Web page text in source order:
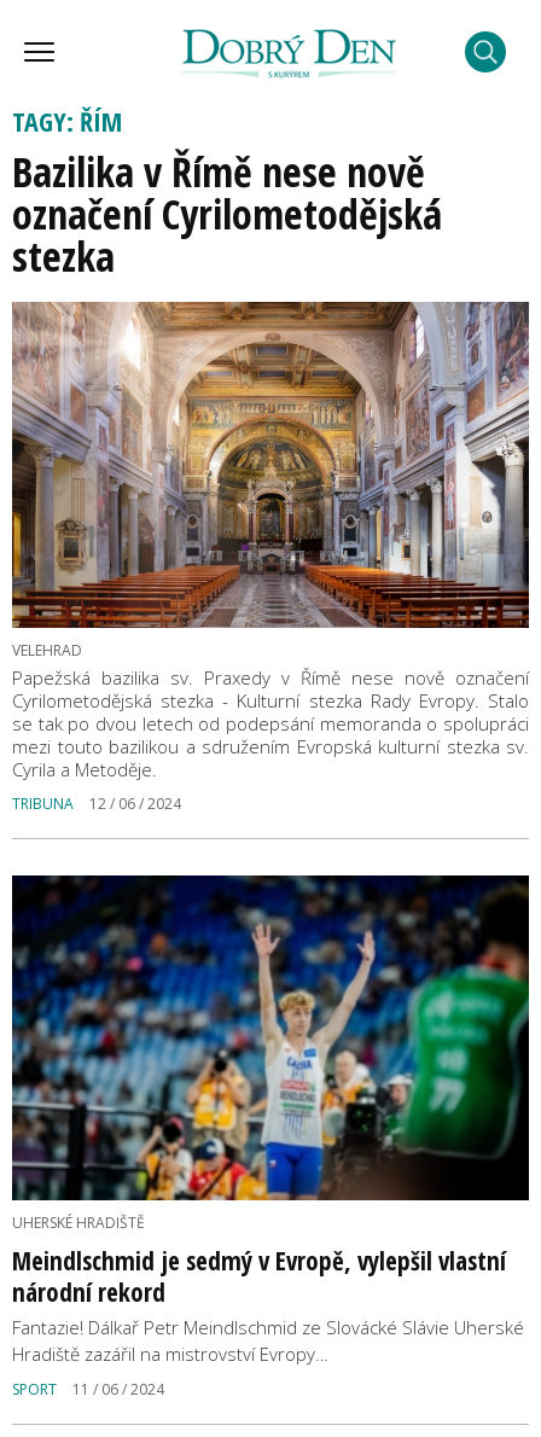
TAGY: ŘÍM
Bazilika v Římě nese nově
označení Cyrilometodějská
stezka
VELEHRAD
Papežská bazilika sv. Praxedy v Římě nese nově označení
Cyrilometodějská stezka - Kulturní stezka Rady Evropy. Stalo
se tak po dvou letech od podepsání memoranda o spolupráci
mezi touto bazilikou a sdružením Evropská kulturní stezka sv.
Cyrila a Metoděje.
TRIBUNA 12 / 06 / 2024
UHERSKÉ HRADIŠTĚ
Meindlschmid je sedmý v Evropě, vylepšil vlastní
národní rekord
Fantazie! Dálkař Petr Meindlschmid ze Slovácké Slávie Uherské
Hradiště zazářil na mistrovství Evropy…
SPORT 11 / 06 / 2024